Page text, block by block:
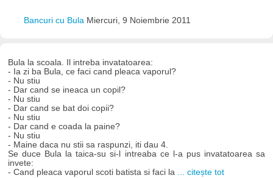
Bancuri cu Bula Miercuri, 9 Noiembrie 2011
Bula la scoala. Il intreba invatatoarea:
- Ia zi ba Bula, ce faci cand pleaca vaporul?
- Nu stiu
- Dar cand se ineaca un copil?
- Nu stiu
- Dar cand se bat doi copii?
- Nu stiu
- Dar cand e coada la paine?
- Nu stiu
- Maine daca nu stii sa raspunzi, iti dau 4.
Se duce Bula la taica-su si-l intreaba ce l-a pus invatatoarea sa
invete:
- Cand pleaca vaporul scoti batista si faci la ... citește tot